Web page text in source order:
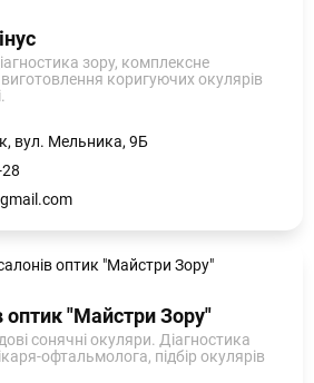
зору, комплексне
коригуючих окулярів
вул. Мельника, 9Б
"Майстри Зору"
сонячні окуляри. Діагностика
офтальмолога, підбір окулярів